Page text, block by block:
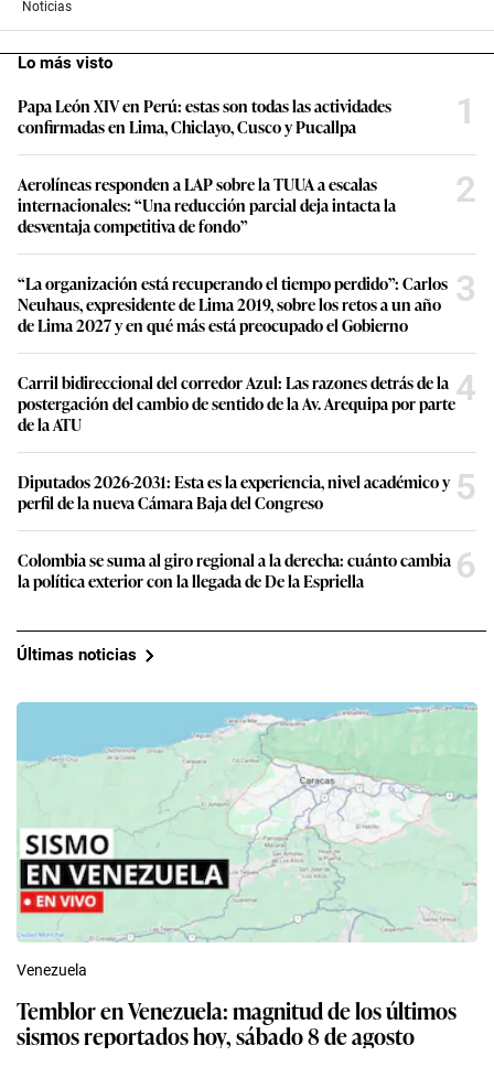
Noticias
Lo más visto
Papa León XIV en Perú: estas son todas las actividades
confirmadas en Lima, Chiclayo, Cusco y Pucallpa
1
Aerolíneas responden a LAP sobre la TUUA a escalas
internacionales: “Una reducción parcial deja intacta la
desventaja competitiva de fondo”
2
“La organización está recuperando el tiempo perdido”: Carlos
Neuhaus, expresidente de Lima 2019, sobre los retos a un año
de Lima 2027 y en qué más está preocupado el Gobierno
3
Carril bidireccional del corredor Azul: Las razones detrás de la
postergación del cambio de sentido de la Av. Arequipa por parte
de la ATU
4
Diputados 2026-2031: Esta es la experiencia, nivel académico y
perfil de la nueva Cámara Baja del Congreso
5
Colombia se suma al giro regional a la derecha: cuánto cambia
la política exterior con la llegada de De la Espriella
6
Últimas noticias
Venezuela
Temblor en Venezuela: magnitud de los últimos
sismos reportados hoy, sábado 8 de agosto